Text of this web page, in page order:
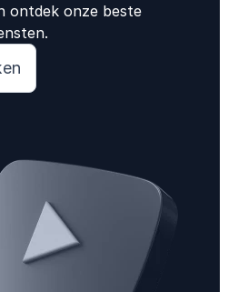
ontdek onze beste